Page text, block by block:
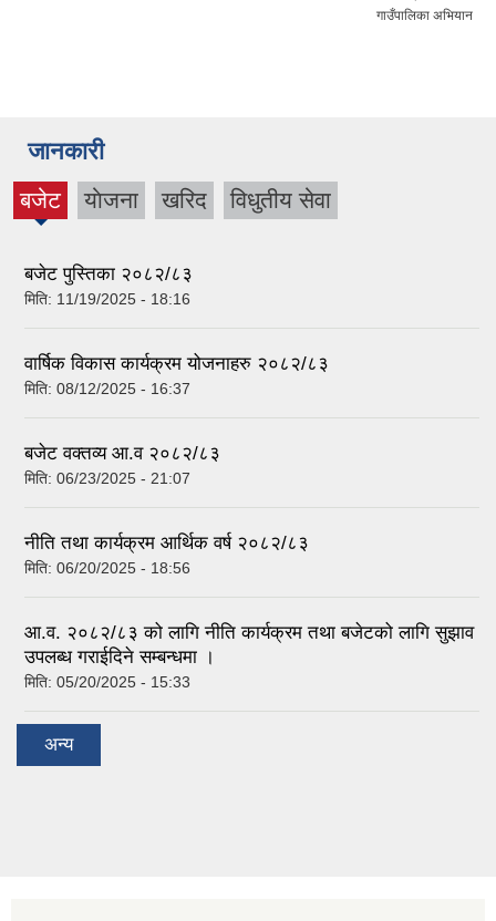
गाउँपालिका अभियान
जानकारी
बजेट
(active
याेजना खरिद विधुतीय सेवा
बजेट पुस्तिका २०८२/८३
मिति: 11/19/2025 - 18:16
वार्षिक विकास कार्यक्रम योजनाहरु २०८२/८३
मिति: 08/12/2025 - 16:37
बजेट वक्तव्य आ.व २०८२/८३
मिति: 06/23/2025 - 21:07
नीति तथा कार्यक्रम आर्थिक वर्ष २०८२/८३
मिति: 06/20/2025 - 18:56
आ.व. २०८२/८३ को लागि नीति कार्यक्रम तथा बजेटको लागि सुझाव
उपलब्ध गराईदिने सम्बन्धमा ।
मिति: 05/20/2025 - 15:33
अन्य